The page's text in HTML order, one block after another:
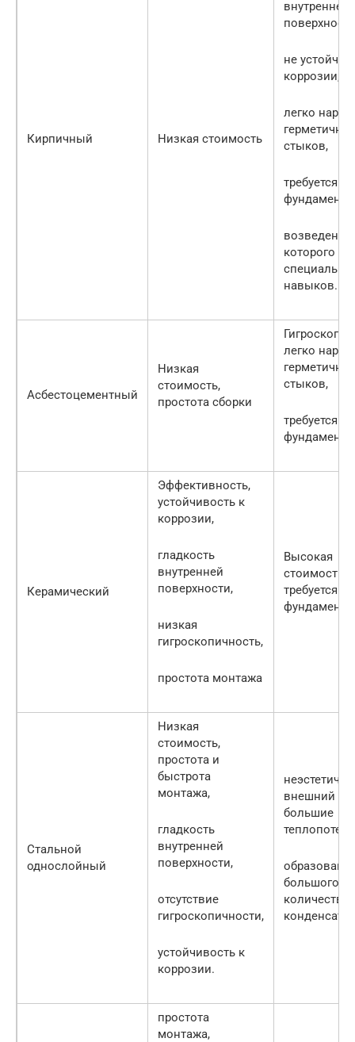
Кирпичный Низкая стоимость
внутренней
не устойчив
коррозии,
легко
стыков,
требуется
фундамент,
возведение
которого
навыков.
Асбестоцементный
Низкая
стоимость,
простота сборки
легко
стыков,
требуется
фундамент
Керамический
Эффективность,
устойчивость к
коррозии,
гладкость
внутренней
поверхности,
низкая
гигроскопичность,
простота монтажа
Высокая
стоимость,
требуется
фундамент
Стальной
однослойный
Низкая
стоимость,
простота и
быстрота
монтажа,
гладкость
внутренней
поверхности,
отсутствие
гигроскопичности,
устойчивость к
коррозии.
внешний
большие
большого
количества
конденсата
простота
монтажа,